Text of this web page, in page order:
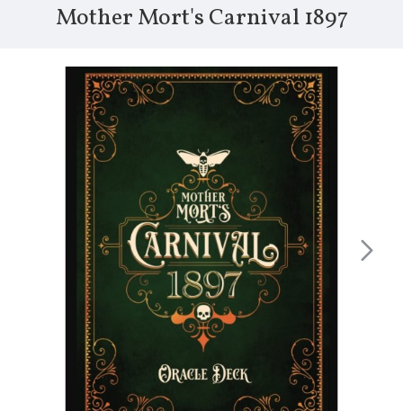
Mother Mort's Carnival 1897